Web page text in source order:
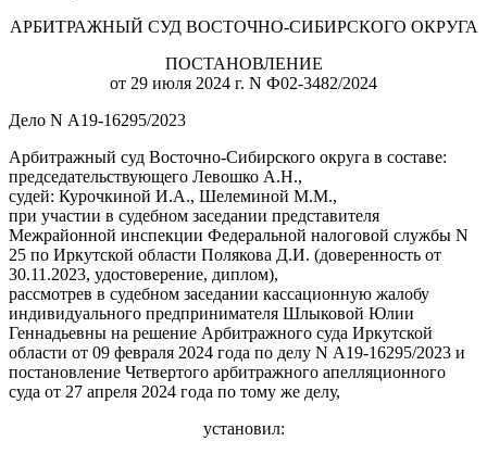
АРБИТРАЖНЫЙ СУД ВОСТОЧНО-СИБИРСКОГО ОКРУГА
ПОСТАНОВЛЕНИЕ
от 29 июля 2024 г. N Ф02-3482/2024
Дело N А19-16295/2023
Арбитражный суд Восточно-Сибирского округа в составе:
председательствующего Левошко А.Н.,
судей: Курочкиной И.А., Шелеминой М.М.,
при участии в судебном заседании представителя
Межрайонной инспекции Федеральной налоговой службы N
25 по Иркутской области Полякова Д.И. (доверенность от
30.11.2023, удостоверение, диплом),
рассмотрев в судебном заседании кассационную жалобу
индивидуального предпринимателя Шлыковой Юлии
Геннадьевны на решение Арбитражного суда Иркутской
области от 09 февраля 2024 года по делу N А19-16295/2023 и
постановление Четвертого арбитражного апелляционного
суда от 27 апреля 2024 года по тому же делу,
установил: